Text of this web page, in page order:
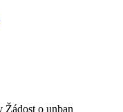
Žádost o unban